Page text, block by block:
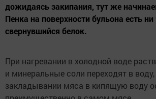
дожидаясь закипания, тут же
Пенка на поверхности бульона есть
свернувшийся белок.
При нагревании в холодной воде
и минеральные соли переходят в
закладывании мяса в кипящую воду